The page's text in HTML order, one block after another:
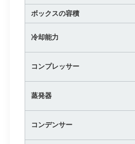
ボックスの容積
冷却能力
コンプレッサー
蒸発器
コンデンサー